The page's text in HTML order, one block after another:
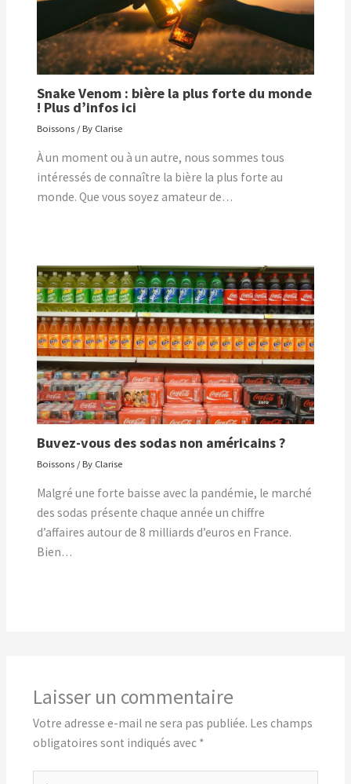
Snake Venom : bière la plus forte du monde
! Plus d’infos ici
Boissons / By Clarise
À un moment ou à un autre, nous sommes tous
intéressés de connaître la bière la plus forte au
monde. Que vous soyez amateur de…
Buvez-vous des sodas non américains ?
Boissons / By Clarise
Malgré une forte baisse avec la pandémie, le marché
des sodas présente chaque année un chiffre
d’affaires autour de 8 milliards d’euros en France.
Bien…
Laisser un commentaire
Votre adresse e-mail ne sera pas publiée. Les champs
obligatoires sont indiqués avec *